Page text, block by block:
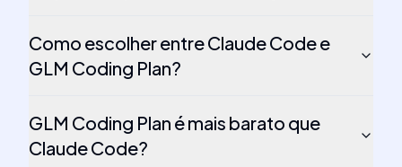
Como escolher entre Claude Code e
GLM Coding Plan?
GLM Coding Plan é mais barato que
Claude Code?